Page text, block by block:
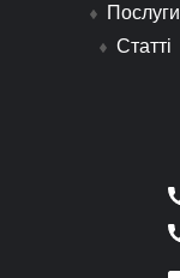
Послуги
Статті